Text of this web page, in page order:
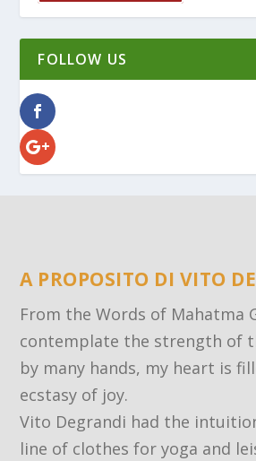
FOLLOW US
A PROPOSITO DI VITO
From the Words of Mahatma
contemplate the strength of
by many hands, my heart is
ecstasy of joy.
Vito Degrandi had the
line of clothes for yoga and